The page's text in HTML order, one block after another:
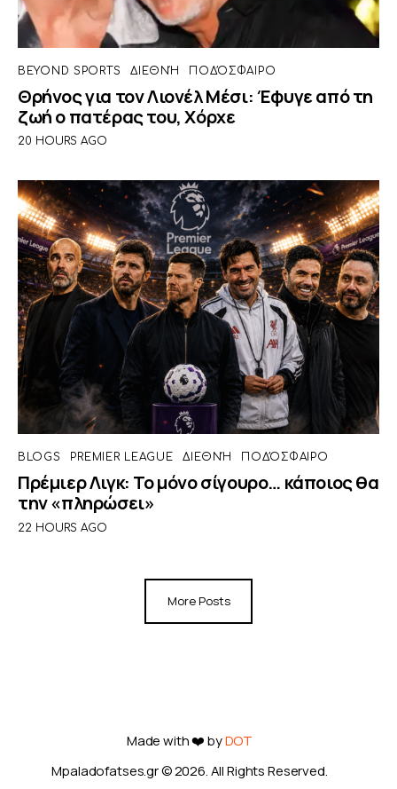
BEYOND SPORTS ΔΙΕΘΝΉ ΠΟΔΌΣΦΑΙΡΟ
Θρήνος για τον Λιονέλ Μέσι: Έφυγε από τη
ζωή ο πατέρας του, Χόρχε
20 HOURS AGO
BLOGS PREMIER LEAGUE ΔΙΕΘΝΉ ΠΟΔΌΣΦΑΙΡΟ
Πρέμιερ Λιγκ: Το μόνο σίγουρο… κάποιος θα
την «πληρώσει»
22 HOURS AGO
More Posts
Made with ❤️ byDOT
Mpaladofatses.gr © 2026. All Rights Reserved.